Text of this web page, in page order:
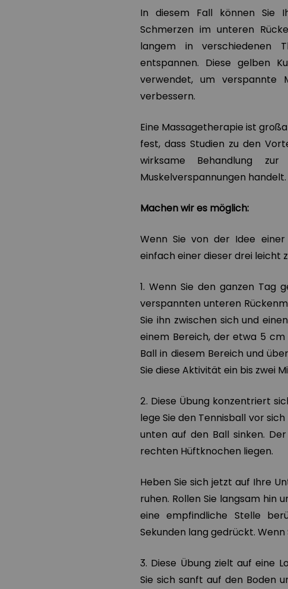
In diesem Fall können Sie
Schmerzen im unteren
langem in verschiedenen
entspannen. Diese gelben
verwendet, um verspannte
verbessern.
Eine Massagetherapie ist
fest, dass Studien zu den
wirksame Behandlung
Muskelverspannungen handelt.
Machen wir es möglich:
Wenn Sie von der Idee einer
einfach einer dieser drei leicht
1. Wenn Sie den ganzen Tag
verspannten unteren
Sie ihn zwischen sich und
einem Bereich, der etwa 5
Ball in diesem Bereich und
Sie diese Aktivität ein bis zwei
2. Diese Übung konzentriert
lege Sie den Tennisball vor
unten auf den Ball sinken.
rechten Hüftknochen liegen.
Heben Sie sich jetzt auf Ihre
ruhen. Rollen Sie langsam hin
eine empfindliche Stelle
Sekunden lang gedrückt.
3. Diese Übung zielt auf eine
Sie sich sanft auf den Boden